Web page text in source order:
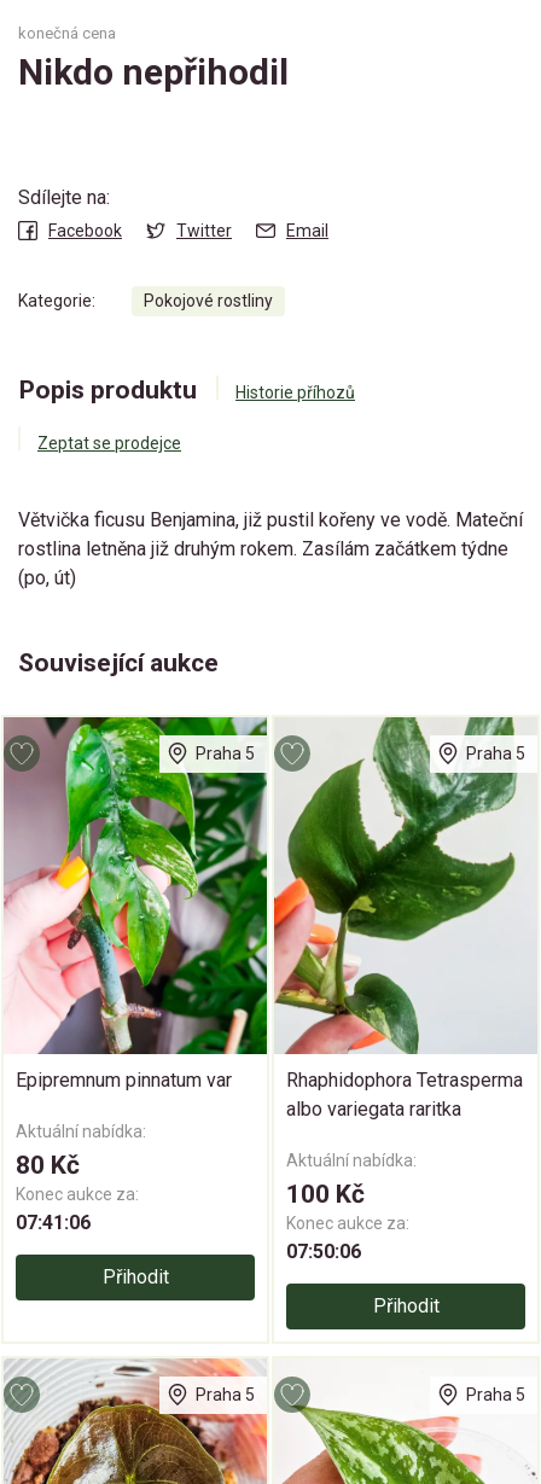
konečná cena
Nikdo nepřihodil
Sdílejte na:
Facebook Twitter Email
Kategorie: Pokojové rostliny
Popis produktu Historie příhozů
Zeptat se prodejce
Větvička ficusu Benjamina, již pustil kořeny ve vodě. Mateční
rostlina letněna již druhým rokem. Zasílám začátkem týdne
(po, út)
Související aukce
Praha 5
Epipremnum pinnatum var
Aktuální nabídka:
80 Kč
Konec aukce za:
07:41:06
Přihodit
Praha 5
Rhaphidophora Tetrasperma
albo variegata raritka
Aktuální nabídka:
100 Kč
Konec aukce za:
07:50:06
Přihodit
Praha 5 Praha 5